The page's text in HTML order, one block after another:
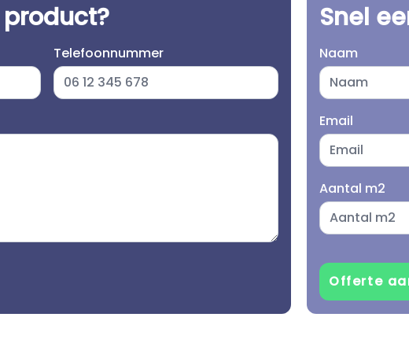
Telefoonnummer
Snel
Naam
Email
Aantal m2